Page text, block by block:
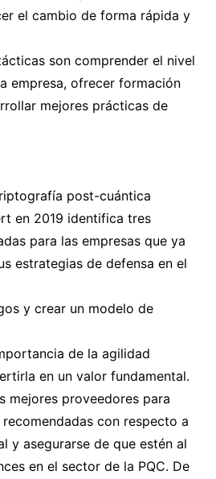
el cambio de forma rápida y
son comprender el nivel
empresa, ofrecer formación
mejores prácticas de
post-cuántica
en 2019 identifica tres
para las empresas que ya
estrategias de defensa en el
y crear un modelo de
de la agilidad
en un valor fundamental.
mejores proveedores para
con respecto a
y asegurarse de que estén al
en el sector de la PQC. De